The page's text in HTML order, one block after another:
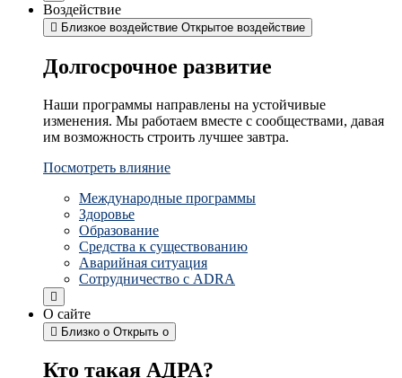
Воздействие
Близкое воздействие Открытое воздействие
Долгосрочное развитие
Наши программы направлены на устойчивые
изменения. Мы работаем вместе с сообществами, давая
им возможность строить лучшее завтра.
Посмотреть влияние
Международные программы
Здоровье
Образование
Средства к существованию
Аварийная ситуация
Сотрудничество с ADRA
О сайте
Близко о Открыть о
Кто такая АДРА?